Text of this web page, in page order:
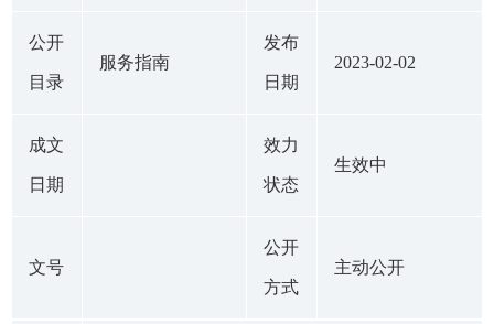
公开
目录
服务指南
发布
日期
2023-02-02
成文
日期
效力
状态
生效中
文号
公开
方式
主动公开